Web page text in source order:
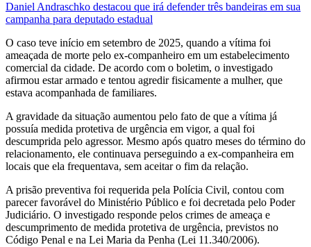
Daniel Andraschko destacou que irá defender três bandeiras em sua
campanha para deputado estadual
O caso teve início em setembro de 2025, quando a vítima foi
ameaçada de morte pelo ex-companheiro em um estabelecimento
comercial da cidade. De acordo com o boletim, o investigado
afirmou estar armado e tentou agredir fisicamente a mulher, que
estava acompanhada de familiares.
A gravidade da situação aumentou pelo fato de que a vítima já
possuía medida protetiva de urgência em vigor, a qual foi
descumprida pelo agressor. Mesmo após quatro meses do término do
relacionamento, ele continuava perseguindo a ex-companheira em
locais que ela frequentava, sem aceitar o fim da relação.
A prisão preventiva foi requerida pela Polícia Civil, contou com
parecer favorável do Ministério Público e foi decretada pelo Poder
Judiciário. O investigado responde pelos crimes de ameaça e
descumprimento de medida protetiva de urgência, previstos no
Código Penal e na Lei Maria da Penha (Lei 11.340/2006).